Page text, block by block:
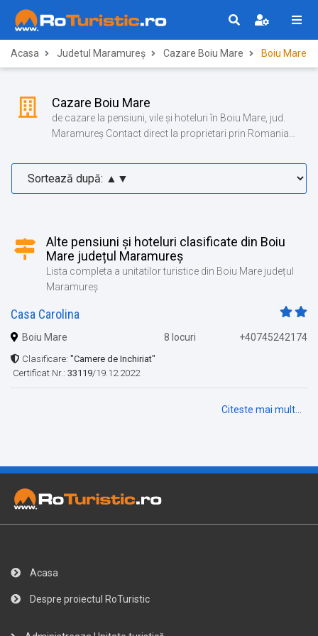
Acasa Judetul Maramureș Cazare Boiu Mare Boiu Mare
Cazare Boiu Mare
de cazare la pensiuni, vile și hoteluri în Boiu Mare, jud.
Maramureș Contact direct la proprietari prin Romania
Alte pensiuni și hoteluri clasificate din Boiu
Mare județul Maramureș
Lista completa a unitatilor turistice din Boiu Mare județul
Maramureș
Casa Carolina
Boiu Mare 8 locuri +40745242174
Clasificare: "Camere de Inchiriat"
Certificat Nr.: 33119/19.12.2022
Citeste mai mult...
Acasa
Despre proiectul RoTuristic